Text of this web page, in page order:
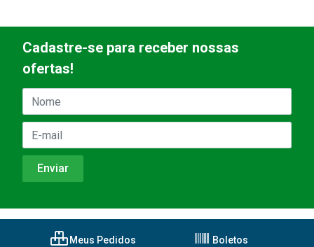
Cadastre-se para receber nossas
ofertas!
Meus Pedidos Boletos